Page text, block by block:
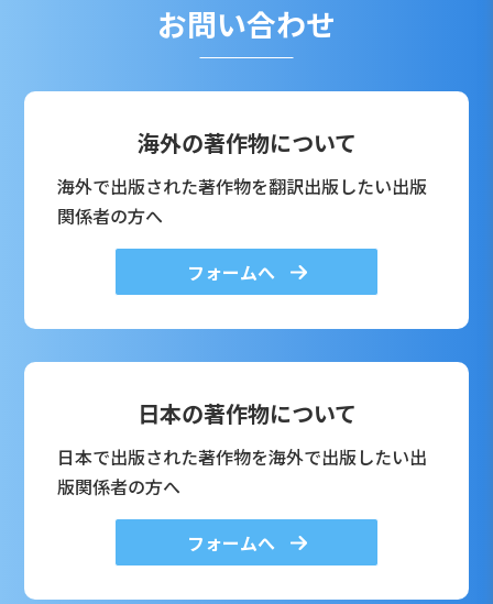
お問い合わせ
海外の著作物について
海外で出版された著作物を翻訳出版したい出版
関係者の方へ
フォームへ
日本の著作物について
日本で出版された著作物を海外で出版したい出
版関係者の方へ
フォームへ